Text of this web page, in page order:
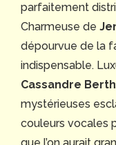
parfaitement
Charmeuse de
dépourvue de la
indispensable.
Cassandre
mystérieuses
couleurs vocales